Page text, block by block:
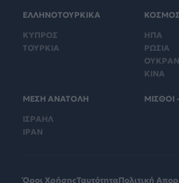
ΕΛΛΗΝΟΤΟΥΡΚΙΚΑ
ΚΥΠΡΟΣ
ΤΟΥΡΚΙΑ
ΚΟΣΜΟΣ
ΗΠΑ
ΡΩΣΙΑ
ΚΙΝΑ
ΜΕΣΗ ΑΝΑΤΟΛΗ
ΙΣΡΑΗΛ
ΙΡΑΝ
ΜΙΣΘΟΙ
Όροι ΧρήσηςΤαυτότηταΠολιτική